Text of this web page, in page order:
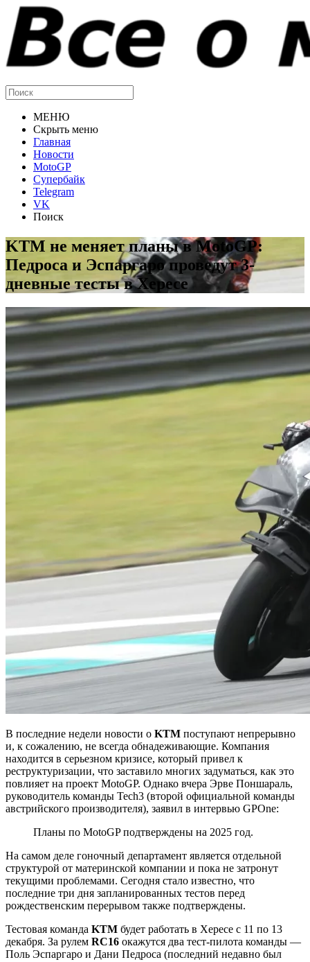
МЕНЮ
Скрыть меню
Главная
Новости
MotoGP
Супербайк
Telegram
VK
Поиск
KTM не меняет планы в MotoGP:
Педроса и Эспаргаро проведут 3-
дневные тесты в Хересе
В последние недели новости о KTM поступают непрерывно
и, к сожалению, не всегда обнадеживающие. Компания
находится в серьезном кризисе, который привел к
реструктуризации, что заставило многих задуматься, как это
повлияет на проект MotoGP. Однако вчера Эрве Поншараль,
руководитель команды Tech3 (второй официальной команды
австрийского производителя), заявил в интервью GPOne:
Планы по MotoGP подтверждены на 2025 год.
На самом деле гоночный департамент является отдельной
структурой от материнской компании и пока не затронут
текущими проблемами. Сегодня стало известно, что
последние три дня запланированных тестов перед
рождественским перерывом также подтверждены.
Тестовая команда KTM будет работать в Хересе с 11 по 13
декабря. За рулем RC16 окажутся два тест-пилота команды —
Поль Эспаргаро и Дани Педроса (последний недавно был